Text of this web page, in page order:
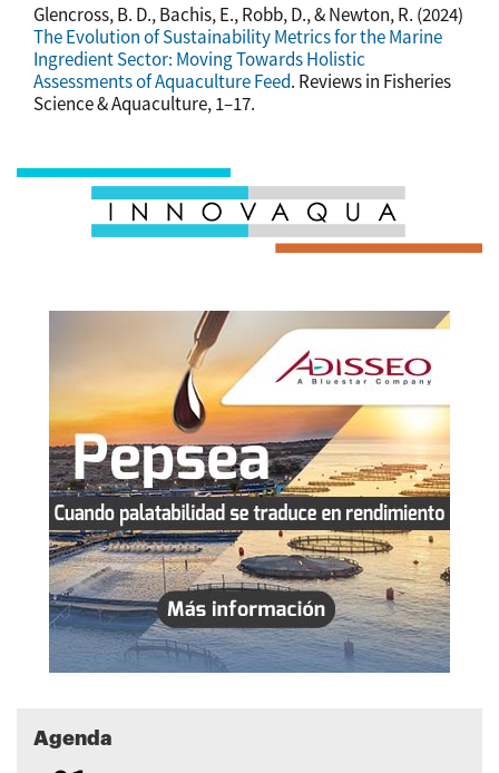
Glencross, B. D., Bachis, E., Robb, D., & Newton, R. (2024)
The Evolution of Sustainability Metrics for the Marine
Ingredient Sector: Moving Towards Holistic
Assessments of Aquaculture Feed. Reviews in Fisheries
Science & Aquaculture, 1–17.
Agenda